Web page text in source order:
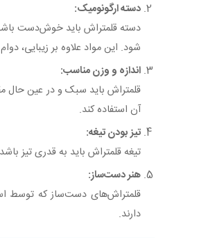
دسته ارگونومیک:
دسته قلمتراش باید خوش‌دست
شود. این مواد علاوه بر زیبایی، دوام
اندازه و وزن مناسب:
قلمتراش باید سبک و در عین حال
آن استفاده کند.
تیز بودن تیغه:
تیغه قلمتراش باید به قدری تیز
هنر دست‌ساز:
قلمتراش‌های دست‌ساز که توسط
دارند.